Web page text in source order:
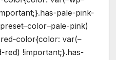
pale-pink-
pink)
color{color: var(–
red) !important;}.has-